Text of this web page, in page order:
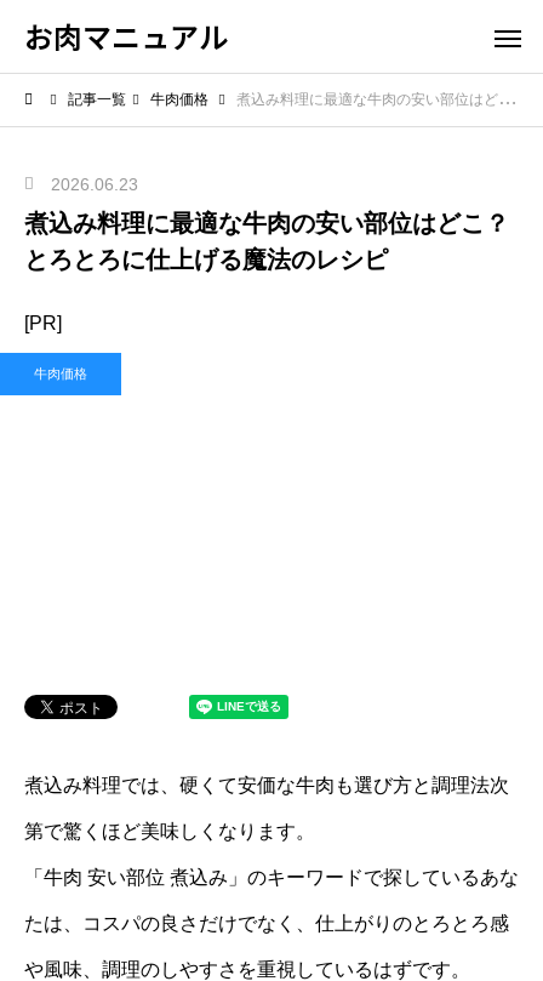
お肉マニュアル
記事一覧 牛肉価格 煮込み料理に最適な牛肉の安い部位はどこ？とろとろに仕上げる魔法のレシピ
2026.06.23
煮込み料理に最適な牛肉の安い部位はどこ？
とろとろに仕上げる魔法のレシピ
[PR]
牛肉価格
煮込み料理では、硬くて安価な牛肉も選び方と調理法次
第で驚くほど美味しくなります。
「牛肉 安い部位 煮込み」のキーワードで探しているあな
たは、コスパの良さだけでなく、仕上がりのとろとろ感
や風味、調理のしやすさを重視しているはずです。